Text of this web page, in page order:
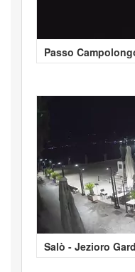
Passo
Salò - Jezioro